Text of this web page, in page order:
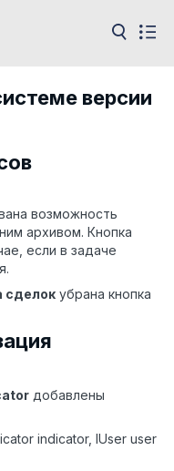
версии
возможность
архивом. Кнопка
если в задаче
сделок убрана кнопка
добавлены
indicator, IUser user